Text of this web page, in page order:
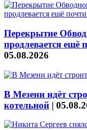
Перекрытие
продлевается ещё
05.08.2026
В Мезени идёт
котельной |